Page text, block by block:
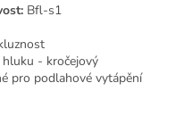
Bfl-s1
- kročejový
pro podlahové vytápění